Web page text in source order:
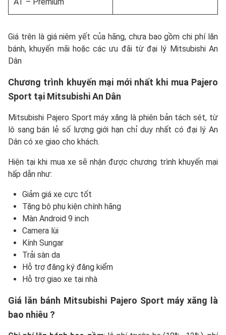
Giá trên là giá niêm yết của hãng, chưa bao gồm chi phí lăn
bánh, khuyến mãi hoặc các ưu đãi từ đại lý Mitsubishi An
Dân
Chương trình khuyến mại mới nhất khi mua Pajero
Sport tại Mitsubishi An Dân
Mitsubishi Pajero Sport máy xăng là phiên bản tách sét, từ
lô sang bán lẻ số lượng giới hạn chỉ duy nhất có đại lý An
Dân có xe giao cho khách.
Hiện tại khi mua xe sẽ nhận được chương trình khuyến mại
hấp dẫn như:
Giảm giá xe cực tốt
Tặng bộ phụ kiện chính hãng
Màn Android 9 inch
Camera lùi
Kính Sungar
Trải sàn da
Hỗ trợ đăng ký đăng kiểm
Hỗ trợ giao xe tại nhà
Giá lăn bánh Mitsubishi Pajero Sport máy xăng là
bao nhiêu ?